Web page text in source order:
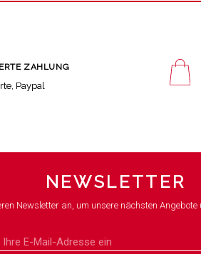
ZAHLUNG
Paypal
NEWSLETTER
Newsletter an, um unsere nächsten